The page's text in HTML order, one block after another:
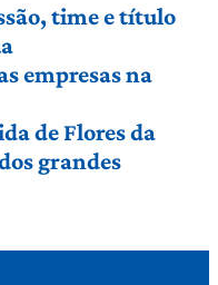
time e título
empresas na
de Flores da
grandes